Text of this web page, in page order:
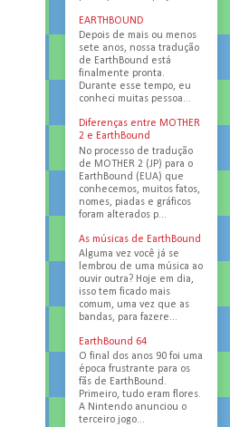
EARTHBOUND
Depois de mais ou menos
sete anos, nossa tradução
de EarthBound está
finalmente pronta.
Durante esse tempo, eu
conheci muitas pessoa...
Diferenças entre MOTHER
2 e EarthBound
No processo de tradução
de MOTHER 2 (JP) para o
EarthBound (EUA) que
conhecemos, muitos fatos,
nomes, piadas e gráficos
foram alterados p...
As músicas de EarthBound
Alguma vez você já se
lembrou de uma música ao
ouvir outra? Hoje em dia,
isso tem ficado mais
comum, uma vez que as
bandas, para fazere...
EarthBound 64
O final dos anos 90 foi uma
época frustrante para os
fãs de EarthBound.
Primeiro, tudo eram flores.
A Nintendo anunciou o
terceiro jogo...